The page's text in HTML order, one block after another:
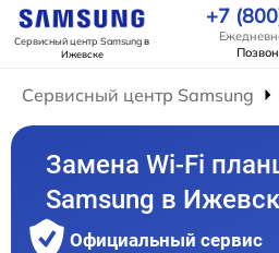
Сервисный центр Samsungв
Ижевске
+7
Сервисный центр Samsung
Замена Wi-Fi
Samsung в
Официальный сервис